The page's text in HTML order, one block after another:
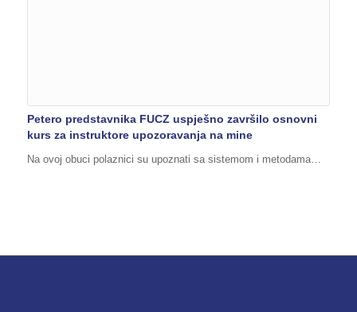
Petero predstavnika FUCZ uspješno završilo osnovni
kurs za instruktore upozoravanja na mine
Na ovoj obuci polaznici su upoznati sa sistemom i metodama…